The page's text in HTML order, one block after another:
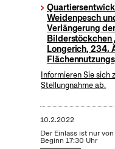
Weidenpesch
Verlängerung
Bilderstöckchen
Longerich, 234.
Informieren Sie sich
Stellungnahme ab.
10.2.2022
Der Einlass ist nur
Beginn 17:30 Uhr